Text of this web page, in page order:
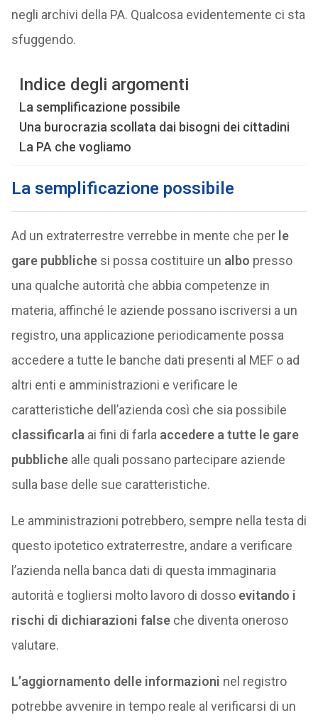
negli archivi della PA. Qualcosa evidentemente ci sta
sfuggendo.
Indice degli argomenti
La semplificazione possibile
Una burocrazia scollata dai bisogni dei cittadini
La PA che vogliamo
La semplificazione possibile
Ad un extraterrestre verrebbe in mente che per le
gare pubblichesi possa costituire un albo presso
una qualche autorità che abbia competenze in
materia, affinché le aziende possano iscriversi a un
registro, una applicazione periodicamente possa
accedere a tutte le banche dati presenti al MEF o ad
altri enti e amministrazioni e verificare le
caratteristiche dell’azienda così che sia possibile
classificarla ai fini di farla accedere a tutte le gare
pubblichealle quali possano partecipare aziende
sulla base delle sue caratteristiche.
Le amministrazioni potrebbero, sempre nella testa di
questo ipotetico extraterrestre, andare a verificare
l’azienda nella banca dati di questa immaginaria
autorità e togliersi molto lavoro di dosso evitando i
rischi di dichiarazioni falseche diventa oneroso
valutare.
L’aggiornamento delle informazioni nel registro
potrebbe avvenire in tempo reale al verificarsi di un